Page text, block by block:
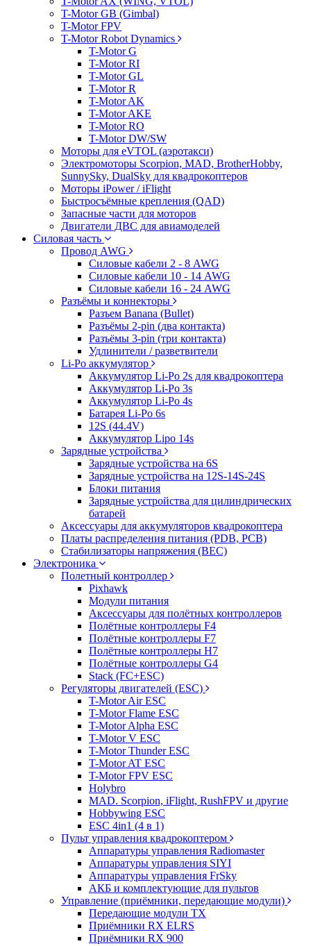
T-Motor GB (Gimbal)
T-Motor FPV
T-Motor Robot Dynamics
T-Motor G
T-Motor RI
T-Motor GL
T-Motor R
T-Motor AK
T-Motor AKE
T-Motor RO
T-Motor DW/SW
Моторы для eVTOL (аэротакси)
Электромоторы Scorpion, MAD, BrotherHobby,
SunnySky, DualSky для квадрокоптеров
Моторы iPower / iFlight
Быстросъёмные крепления (QAD)
Запасные части для моторов
Двигатели ДВС для авиамоделей
Силовая часть
Провод AWG
Силовые кабели 2 - 8 AWG
Силовые кабели 10 - 14 AWG
Силовые кабели 16 - 24 AWG
Разъёмы и коннекторы
Разъем Banana (Bullet)
Разъёмы 2-pin (два контакта)
Разъёмы 3-pin (три контакта)
Удлинители / разветвители
Li-Po аккумулятор
Аккумулятор Li-Po 2s для квадрокоптера
Аккумулятор Li-Po 3s
Аккумулятор Li-Po 4s
Батарея Li-Po 6s
12S (44.4V)
Аккумулятор Lipo 14s
Зарядные устройства
Зарядные устройства на 6S
Зарядные устройства на 12S-14S-24S
Блоки питания
Зарядные устройства для цилиндрических
батарей
Аксессуары для аккумуляторов квадрокоптера
Платы распределения питания (PDB, PCB)
Стабилизаторы напряжения (BEC)
Электроника
Полетный контроллер
Pixhawk
Модули питания
Аксессуары для полётных контроллеров
Полётные контроллеры F4
Полётные контроллеры F7
Полётные контроллеры H7
Полётные контроллеры G4
Stack (FC+ESC)
Регуляторы двигателей (ESC)
T-Motor Air ESC
T-Motor Flame ESC
T-Motor Alpha ESC
T-Motor V ESC
T-Motor Thunder ESC
T-Motor AT ESC
T-Motor FPV ESC
Holybro
MAD. Scorpion, iFlight, RushFPV и другие
Hobbywing ESC
ESC 4in1 (4 в 1)
Пульт управления квадрокоптером
Аппаратуры управления Radiomaster
Аппаратуры управления SIYI
Аппаратуры управления FrSky
АКБ и комплектующие для пультов
Управление (приёмники, передающие модули)
Передающие модули TX
Приёмники RX ELRS
Приёмники RX 900